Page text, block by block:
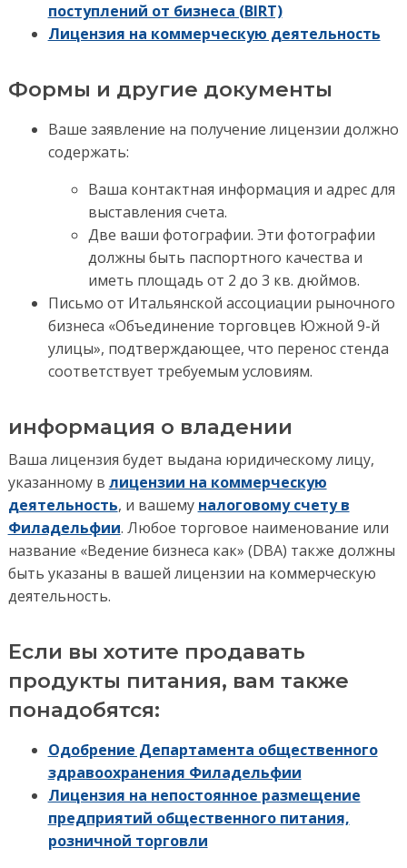
поступлений от бизнеса (BIRT)
Лицензия на коммерческую деятельность
Формы и другие документы
Ваше заявление на получение лицензии должно
содержать:
Ваша контактная информация и адрес для
выставления счета.
Две ваши фотографии. Эти фотографии
должны быть паспортного качества и
иметь площадь от 2 до 3 кв. дюймов.
Письмо от Итальянской ассоциации рыночного
бизнеса «Объединение торговцев Южной 9-й
улицы», подтверждающее, что перенос стенда
соответствует требуемым условиям.
информация о владении
Ваша лицензия будет выдана юридическому лицу,
указанному в лицензии на коммерческую
деятельность, и вашему налоговому счету в
Филадельфии. Любое торговое наименование или
название «Ведение бизнеса как» (DBA) также должны
быть указаны в вашей лицензии на коммерческую
деятельность.
Если вы хотите продавать
продукты питания, вам также
понадобятся:
Одобрение Департамента общественного
здравоохранения Филадельфии
Лицензия на непостоянное размещение
предприятий общественного питания,
розничной торговли